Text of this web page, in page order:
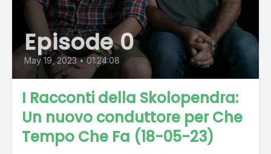
Episode 0
May 19, 2023 • 01:24:08
I Racconti della Skolopendra:
Un nuovo conduttore per Che
Tempo Che Fa (18-05-23)